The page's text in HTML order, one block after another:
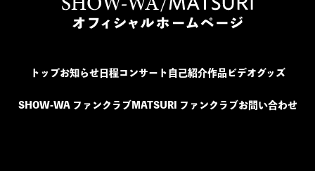
トップお知らせ日程コンサート 自己紹介作品ビデオグッズ
SHOW-WA ファンクラブMATSURI ファンクラブお問い合わせ